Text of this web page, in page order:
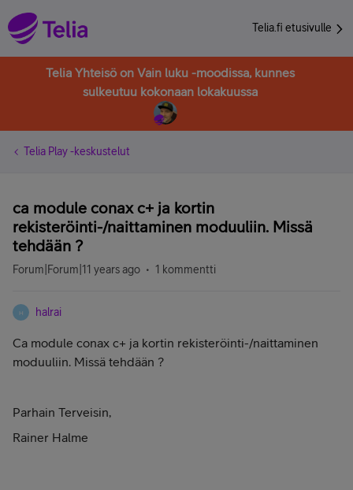
Telia.fi etusivulle
Telia Yhteisö on Vain luku -moodissa, kunnes
sulkeutuu kokonaan lokakuussa
Telia Play -keskustelut
ca module conax c+ ja kortin
rekisteröinti-/naittaminen moduuliin. Missä
tehdään ?
Forum|Forum|11 years ago 1 kommentti
H halrai
Ca module conax c+ ja kortin rekisteröinti-/naittaminen
moduuliin. Missä tehdään ?
Parhain Terveisin,
Rainer Halme